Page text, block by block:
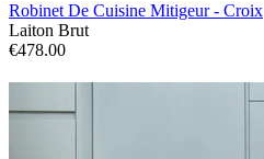
Robinet De Cuisine Mitigeur - Croix
Laiton Brut
€478.00